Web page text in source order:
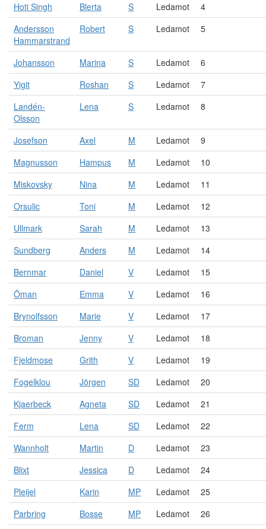
Hoti Singh
Blerta S Ledamot
4
Andersson
Hammarstrand
Robert S Ledamot 5
Johansson Marina S Ledamot
6
Yigit
Roshan S Ledamot
7
Landén-
Olsson
Lena S Ledamot 8
Josefson Axel M Ledamot
9
Magnusson
Hampus M Ledamot
10
Miskovsky
Nina M Ledamot
11
Orsulic
Toni M Ledamot
12
Ullmark
Sarah M Ledamot
13
Sundberg
Anders M Ledamot
14
Bernmar
Daniel V Ledamot
15
Öman
Emma V Ledamot
16
Brynolfsson
Marie V Ledamot
17
Broman
Jenny V Ledamot
18
Fjeldmose
Grith V Ledamot
19
Fogelklou
Jörgen SD Ledamot
20
Kjaerbeck
Agneta SD Ledamot
21
Ferm
Lena SD Ledamot
22
Wannholt
Martin D Ledamot
23
Blixt
Jessica D Ledamot
24
Pleijel
Karin MP Ledamot
25
Parbring
Bosse MP Ledamot
26